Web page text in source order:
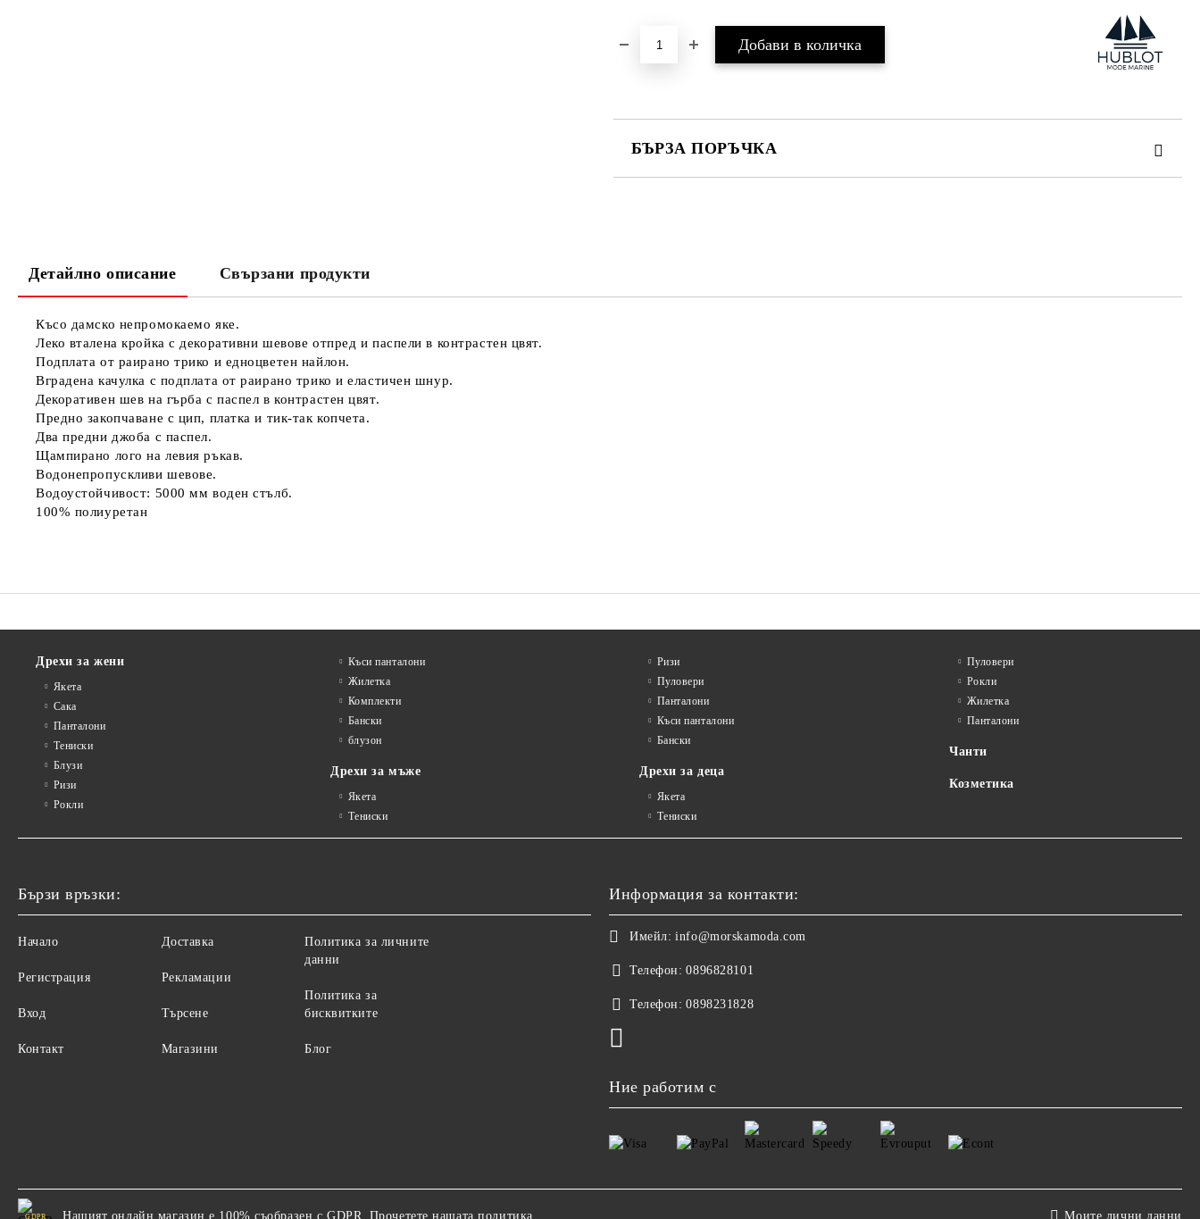
БЪРЗА ПОРЪЧКА
Детайлно описание Свързани продукти
Късо дамско непромокаемо яке.
Леко вталена кройка с декоративни шевове отпред и паспели в контрастен цвят.
Подплата от раирано трико и едноцветен найлон.
Вградена качулка с подплата от раирано трико и еластичен шнур.
Декоративен шев на гърба с паспел в контрастен цвят.
Предно закопчаване с цип, платка и тик-так копчета.
Два предни джоба с паспел.
Щампирано лого на левия ръкав.
Водонепропускливи шевове.
Водоустойчивост: 5000 мм воден стълб.
100% полиуретан
Дрехи за жени
Якета
Сакa
Панталони
Тениски
Блузи
Ризи
Рокли
Къси панталони
Жилетка
Комплекти
Бански
блузон
Дрехи за мъже
Якета
Тениски
Ризи
Пуловери
Панталони
Къси панталони
Бански
Дрехи за деца
Якета
Тениски
Пуловери
Рокли
Жилетка
Панталони
Чанти
Козметика
Бързи връзки:
Начало
Регистрация
Вход
Контакт
Доставка
Рекламации
Търсене
Магазини
Политика за личните
данни
Политика за
бисквитките
Блог
Информация за контакти:
Имейл: info@morskamoda.com
Телефон: 0896828101
Телефон: 0898231828
Ние работим с
GDPR Нашият онлайн магазин е 100% съобразен с GDPR. Прочетете нашата политика Моите лични данни